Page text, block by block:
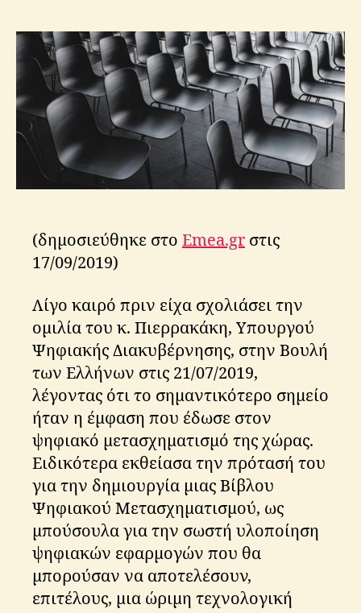
ri
ti
k
o
s
(δημοσιεύθηκε στο Emea.gr στις
17/09/2019)
Λίγο καιρό πριν είχα σχολιάσει την
ομιλία του κ. Πιερρακάκη, Υπουργού
Ψηφιακής Διακυβέρνησης, στην Βουλή
των Ελλήνων στις 21/07/2019,
λέγοντας ότι το σημαντικότερο σημείο
ήταν η έμφαση που έδωσε στον
ψηφιακό μετασχηματισμό της χώρας.
Ειδικότερα εκθείασα την πρότασή του
για την δημιουργία μιας Βίβλου
Ψηφιακού Μετασχηματισμού, ως
μπούσουλα για την σωστή υλοποίηση
ψηφιακών εφαρμογών που θα
μπορούσαν να αποτελέσουν,
επιτέλους, μια ώριμη τεχνολογική